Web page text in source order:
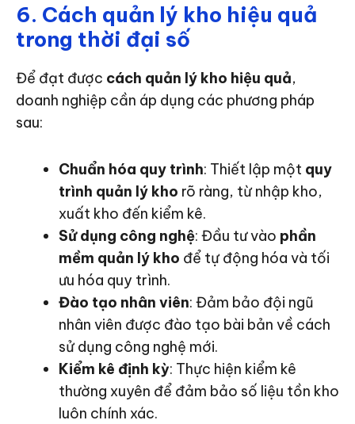
6. Cách quản lý kho hiệu quả
trong thời đại số
Để đạt được cách quản lý kho hiệu quả,
doanh nghiệp cần áp dụng các phương pháp
sau:
Chuẩn hóa quy trình: Thiết lập một quy
trình quản lý kho rõ ràng, từ nhập kho,
xuất kho đến kiểm kê.
Sử dụng công nghệ: Đầu tư vào phần
mềm quản lý kho để tự động hóa và tối
ưu hóa quy trình.
Đào tạo nhân viên: Đảm bảo đội ngũ
nhân viên được đào tạo bài bản về cách
sử dụng công nghệ mới.
Kiểm kê định kỳ: Thực hiện kiểm kê
thường xuyên để đảm bảo số liệu tồn kho
luôn chính xác.